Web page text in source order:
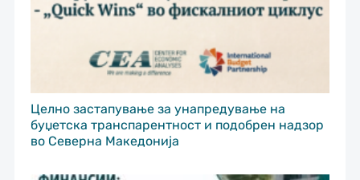
Целно застапување за унапредување на
буџетска транспарентност и подобрен надзор
во Северна Македонија